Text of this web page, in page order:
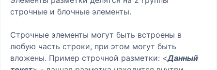
строчные и блочные элементы.
Строчные элементы могут быть встроены в
любую часть строки, при этом могут быть
вложены. Пример строчной разметки: <Данный